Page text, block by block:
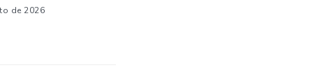
de 2026